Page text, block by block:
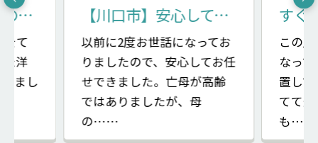
【川口市】納棺師のメイクでおだやかな表情に
をて
た洋
まし
【川口市】安心してお任せできた
以前に2度お世話になってお
りましたので、安心してお任
せできました。亡母が高齢
ではありましたが、母
の……
この
なっ
置し
てて
も……